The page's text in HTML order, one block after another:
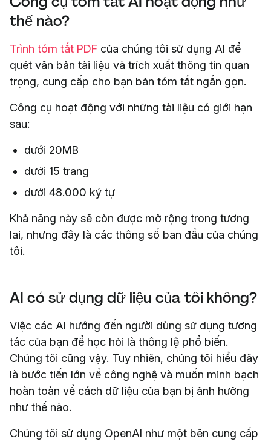
thế nào?
Trình tóm tắt PDF của chúng tôi sử dụng AI để
quét văn bản tài liệu và trích xuất thông tin quan
trọng, cung cấp cho bạn bản tóm tắt ngắn gọn.
Công cụ hoạt động với những tài liệu có giới hạn
sau:
dưới 20MB
dưới 15 trang
dưới 48.000 ký tự
Khả năng này sẽ còn được mở rộng trong tương
lai, nhưng đây là các thông số ban đầu của chúng
tôi.
AI có sử dụng dữ liệu của tôi không?
Việc các AI hướng đến người dùng sử dụng tương
tác của bạn để học hỏi là thông lệ phổ biến.
Chúng tôi cũng vậy. Tuy nhiên, chúng tôi hiểu đây
là bước tiến lớn về công nghệ và muốn minh bạch
hoàn toàn về cách dữ liệu của bạn bị ảnh hưởng
như thế nào.
Chúng tôi sử dụng OpenAI như một bên cung cấp